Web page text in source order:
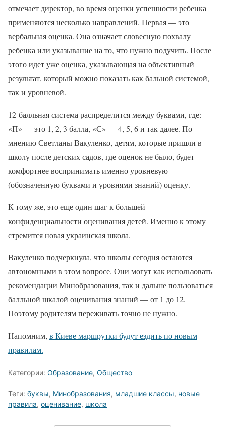
отмечает директор, во время оценки успешности ребенка
применяются несколько направлений. Первая — это
вербальная оценка. Она означает словесную похвалу
ребенка или указывание на то, что нужно подучить. После
этого идет уже оценка, указывающая на объективный
результат, который можно показать как бальной системой,
так и уровневой.
12-балльная система распределится между буквами, где:
«П» — это 1, 2, 3 балла, «С» — 4, 5, 6 и так далее. По
мнению Светланы Вакуленко, детям, которые пришли в
школу после детских садов, где оценок не было, будет
комфортнее воспринимать именно уровневую
(обозначенную буквами и уровнями знаний) оценку.
К тому же, это еще один шаг к большей
конфиденциальности оценивания детей. Именно к этому
стремится новая украинская школа.
Вакуленко подчеркнула, что школы сегодня остаются
автономными в этом вопросе. Они могут как использовать
рекомендации Минобразования, так и дальше пользоваться
балльной шкалой оценивания знаний — от 1 до 12.
Поэтому родителям переживать точно не нужно.
Напомним, в Киеве маршрутки будут ездить по новым
правилам.
Категории: Образование, Общество
Теги: буквы, Минобразования, младшие классы, новые
правила, оценивание, школа